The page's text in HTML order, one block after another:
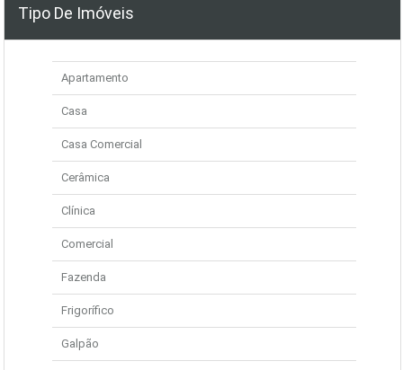
Tipo De Imóveis
Apartamento
Casa
Casa Comercial
Cerâmica
Clínica
Comercial
Fazenda
Frigorífico
Galpão